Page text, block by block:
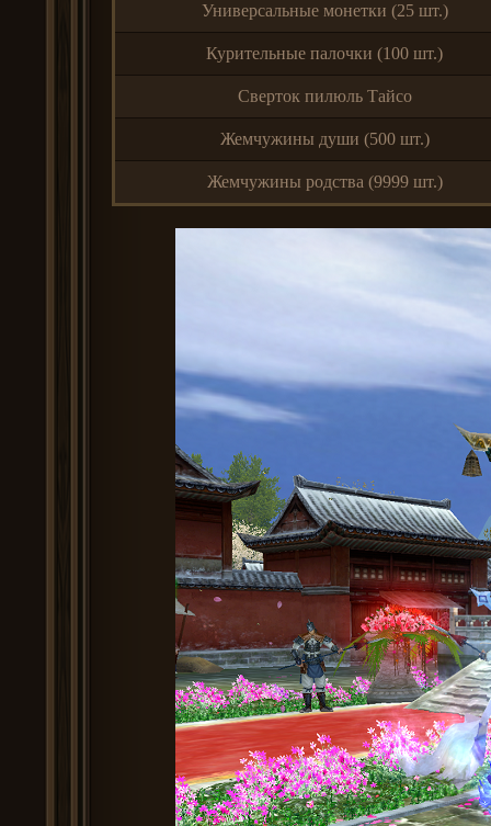
Универсальные монетки (25 шт.)
Курительные палочки (100 шт.)
Сверток пилюль Тайсо
Жемчужины души (500 шт.)
Жемчужины родства (9999 шт.)